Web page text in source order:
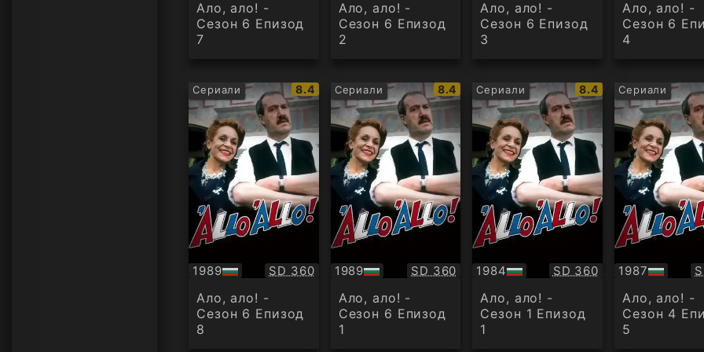
Ало, ало! -
Сезон 6 Епизод
7
Ало, ало! -
Сезон 6 Епизод
2
Ало, ало! -
Сезон 6 Епизод
3
Ало, ало! -
Сезон 6
4
Сериали
IMDb
рейтинг:
8.4
1989
БГ
аудио
Качество:
SD 360
Ало, ало! -
Сезон 6 Епизод
8
Сериали
IMDb
рейтинг:
8.4
1989
БГ
аудио
Качество:
SD 360
Ало, ало! -
Сезон 6 Епизод
1
Сериали
IMDb
рейтинг:
8.4
1984
БГ
аудио
Качество:
SD 360
Ало, ало! -
Сезон 1 Епизод
1
Сериали
1987
БГ
аудио
Ало, ало! -
Сезон 4
5